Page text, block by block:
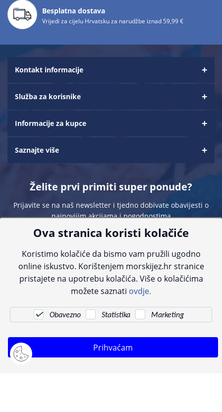
Besplatna dostava
Vrijedi za cijelu Hrvatsku za narudžbe iznad 59,99 €
Kontakt informacije
Služba za korisnike
Informacije za kupce
Saznajte više
Želite prvi primiti super ponude?
Prijavite se na naš newsletter i tjedno dobivate obavijesti o
najnovijim akcijama i pogodnostima
Sve navedene cijene sadrže PDV. Pokušavamo osigurati što preciznije
informacije, ali zbog tehnoloških ograničenja ne možemo garantirati potpunu
kontaktirajte nas putem telefona:+385 23 231 761ili e-maila:info@morskijez.hr
Ova stranica koristi kolačiće
Koristimo kolačiće da bismo vam pružili ugodno
online iskustvo. Korištenjem morskijez.hr stranice
pristajete na upotrebu kolačića. Više o kolačićima
možete saznati ovdje.
Obavezno Statistika Marketing
Prihvaćam